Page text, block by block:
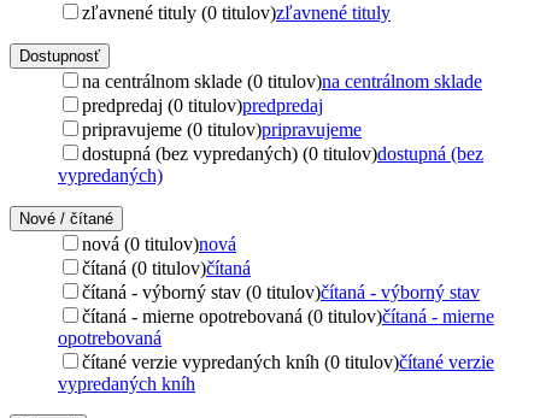
zľavnené tituly (0 titulov)zľavnené tituly
Dostupnosť
na centrálnom sklade (0 titulov)na centrálnom sklade
predpredaj (0 titulov)predpredaj
pripravujeme (0 titulov)pripravujeme
dostupná (bez vypredaných) (0 titulov)dostupná (bez
vypredaných)
Nové / čítané
nová (0 titulov)nová
čítaná (0 titulov)čítaná
čítaná - výborný stav (0 titulov)čítaná - výborný stav
čítaná - mierne opotrebovaná (0 titulov)čítaná - mierne
opotrebovaná
čítané verzie vypredaných kníh (0 titulov)čítané verzie
vypredaných kníh